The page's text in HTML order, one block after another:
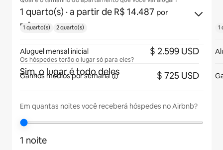
1 quarto(s) · a partir de R$ 14.487 por
mês
Os hóspedes terão o lugar só para eles?
Sim, o lugar é todo deles
Em quantas noites você receberá hóspedes no Airbnb?
1 noite
1 quarto(s) 2 quarto(s)
Aluguel mensal inicial $ 2.599 USD
Ganhos médiospor semana $ 725 USD
1